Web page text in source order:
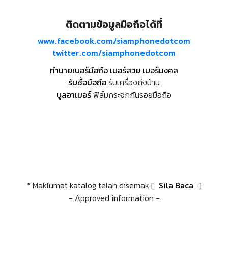
ติดตามข้อมูลมือถือได้ที่
www.facebook.com/siamphonedotcom
twitter.com/siamphonedotcom
ทำนายเบอร์มือถือ เบอร์สวย เบอร์มงคล
รับซื้อมือถือรับเครื่องถึงบ้าน
บูลอาเมอร์ฟิล์มกระจกกันรอยมือถือ
* Maklumat katalog telah disemak [ Sila Baca ]
- Approved information -